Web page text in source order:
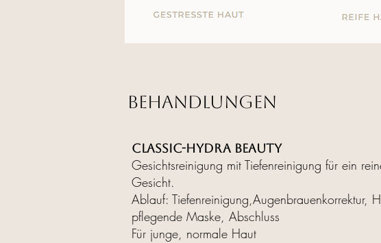
Behandlungen
CLASSIC-HYDRA BEAUTY
Gesichtsreinigung mit Tiefenreinigung für ein
Gesicht.
Ablauf: Tiefenreinigung,Augenbrauenkorrektur,
pflegende Maske, Abschluss
Für junge, normale Haut